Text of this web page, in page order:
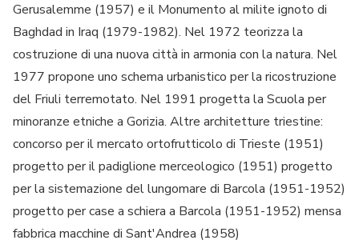
Gerusalemme (1957) e il Monumento al milite ignoto di
Baghdad in Iraq (1979-1982). Nel 1972 teorizza la
costruzione di una nuova città in armonia con la natura. Nel
1977 propone uno schema urbanistico per la ricostruzione
del Friuli terremotato. Nel 1991 progetta la Scuola per
minoranze etniche a Gorizia. Altre architetture triestine:
concorso per il mercato ortofrutticolo di Trieste (1951)
progetto per il padiglione merceologico (1951) progetto
per la sistemazione del lungomare di Barcola (1951-1952)
progetto per case a schiera a Barcola (1951-1952) mensa
fabbrica macchine di Sant'Andrea (1958)